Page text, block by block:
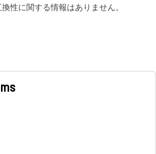
性に関する情報はありません。